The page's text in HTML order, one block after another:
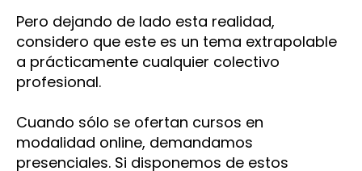
Pero dejando de lado esta realidad,
considero que este es un tema extrapolable
a prácticamente cualquier colectivo
profesional.
Cuando sólo se ofertan cursos en
modalidad online, demandamos
presenciales. Si disponemos de estos